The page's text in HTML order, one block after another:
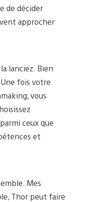
de décider
approcher
lanciez. Bien
fois votre
vous
ceux que
et
Mes
Thor peut faire